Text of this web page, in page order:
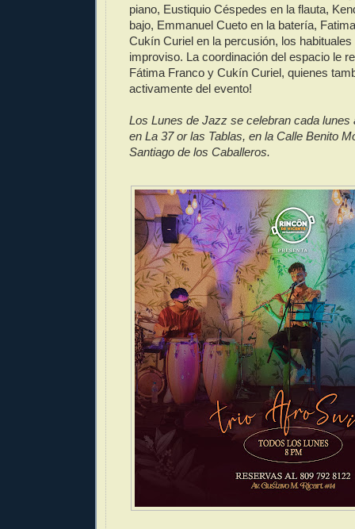
piano, Eustiquio Céspedes en la flauta,
bajo, Emmanuel Cueto en la batería,
Cukín Curiel en la percusión, los
improviso. La coordinación del espacio le
Fátima Franco y Cukín Curiel, quienes
activamente del evento!
Los Lunes de Jazz se celebran cada lunes
en La 37 or las Tablas, en la Calle Benito
Santiago de los Caballeros.